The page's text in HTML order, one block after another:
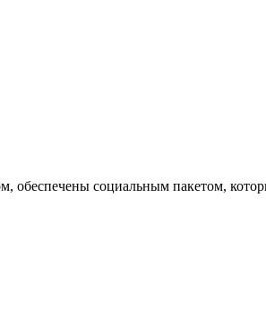
обеспечены социальным пакетом,